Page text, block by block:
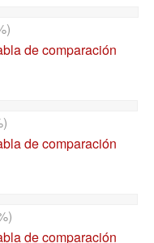
de comparación
de comparación
de comparación